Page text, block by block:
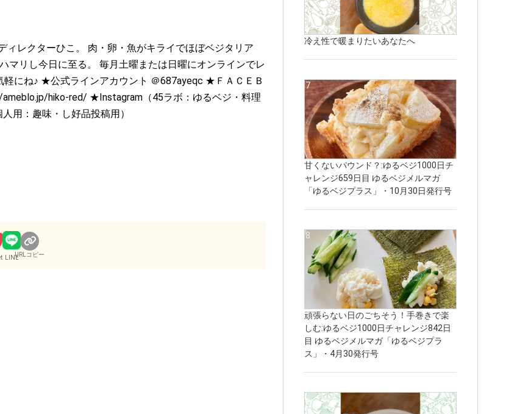
レクターひこ。 肉・卵・魚がキライでほぼベジタリア
マリし今日に至る。 毎月土曜または日曜にオンラインでレ
にね♪ ★公式ラインアカウント ＠687ayeqc ★ＦＡＣＥＢ
hiko-red/ ★Instagram（45ラボ：ゆるベジ・料理
用：趣味・し好品投稿用）
LINEURLコピー
冷え性で暖まりたいあなたへ
甘くないパウンド？:ゆるベジ1000日チ
ャレンジ659日目 ゆるベジメルマガ
「ゆるベジプラス」・10月30日発行号
頑張らない日のごちそう！手巻きで楽
しむ:ゆるベジ1000日チャレンジ842日
目 ゆるベジメルマガ「ゆるベジプラ
ス」・4月30発行号